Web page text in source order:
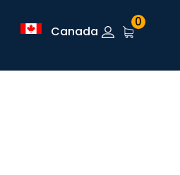
Canada
0